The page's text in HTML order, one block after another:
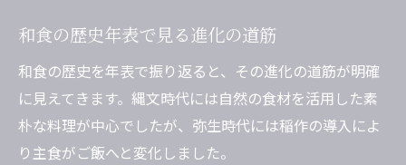
和食の歴史年表で見る進化の道筋
和食の歴史を年表で振り返ると、その進化の道筋が明確
に見えてきます。縄文時代には自然の食材を活用した素
朴な料理が中心でしたが、弥生時代には稲作の導入によ
り主食がご飯へと変化しました。